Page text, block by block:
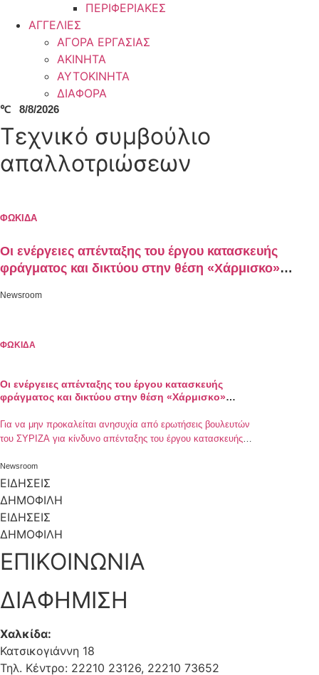
ΠΕΡΙΦΕΡΙΑΚΕΣ
ΑΓΓΕΛΙΕΣ
ΑΓΟΡΑ ΕΡΓΑΣΙΑΣ
ΑΚΙΝΗΤΑ
ΑΥΤΟΚΙΝΗΤΑ
ΔΙΑΦΟΡΑ
℃ 8/8/2026
Τεχνικό συμβούλιο
απαλλοτριώσεων
ΦΩΚΙΔΑ
Οι ενέργειες απένταξης του έργου κατασκευής
φράγματος και δικτύου στην θέση «Χάρμισκο»
Newsroom
ΦΩΚΙΔΑ
Οι ενέργειες απένταξης του έργου κατασκευής
φράγματος και δικτύου στην θέση «Χάρμισκο»
Για να μην προκαλείται ανησυχία από ερωτήσεις βουλευτών
του ΣΥΡΙΖΑ για κίνδυνο απένταξης του έργου κατασκευής
ενημερώνουμε για τις ενέργειες, που έχουν γίνει από την
Κυβέρνηση από τον Ιούλιο 2019 μέχρι σήμερα και για το
χρονοδιάγραμμα των ενεργειών μέχρι την υπογραφή της
Newsroom
ΕΙΔΗΣΕΙΣ
ΔΗΜΟΦΙΛΗ
ΕΙΔΗΣΕΙΣ
ΔΗΜΟΦΙΛΗ
ΕΠΙΚΟΙΝΩΝΙΑ
ΔΙΑΦΗΜΙΣΗ
Χαλκίδα:
Κατσικογιάννη 18
Τηλ. Κέντρο: 22210 23126, 22210 73652